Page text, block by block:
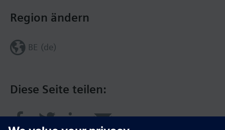
Diese Seite teilen:
Region ändern
BE (de)